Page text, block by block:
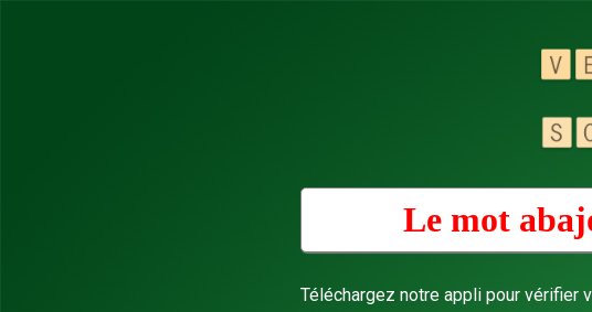
Le mot
Téléchargez notre appli pour vérifier